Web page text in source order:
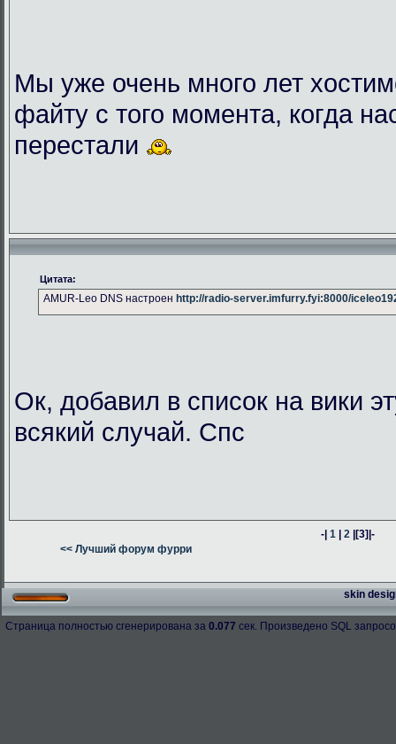
Мы уже очень много лет
файту с того момента, когда
перестали
Цитата:
AMUR-Leo DNS настроен http://radio-server.imfurry.fyi:8000/
Ок, добавил в список на вики
всякий случай. Спс
-|1 |2 |[3]|-
<< Лучший форум фурри
skin
Страница полностью сгенерирована за 0.077 сек. Произведено SQL